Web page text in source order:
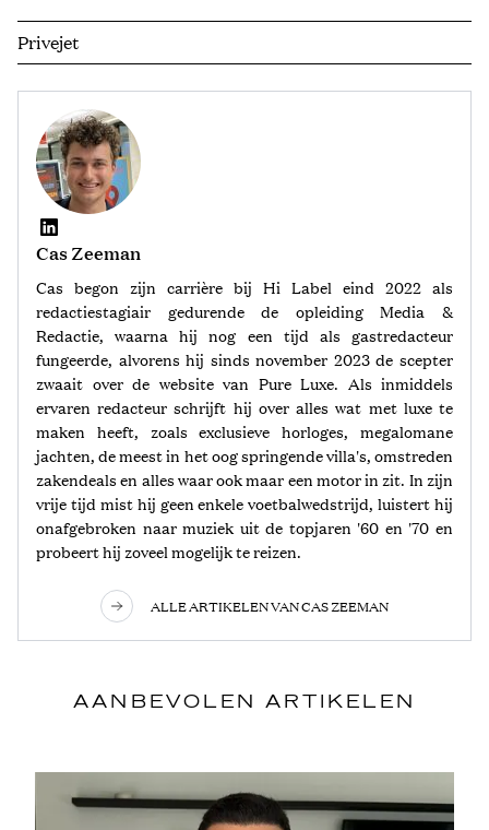
Privejet
Cas Zeeman
Cas begon zijn carrière bij Hi Label eind 2022 als
redactiestagiair gedurende de opleiding Media &
Redactie, waarna hij nog een tijd als gastredacteur
fungeerde, alvorens hij sinds november 2023 de scepter
zwaait over de website van Pure Luxe. Als inmiddels
ervaren redacteur schrijft hij over alles wat met luxe te
maken heeft, zoals exclusieve horloges, megalomane
jachten, de meest in het oog springende villa's, omstreden
zakendeals en alles waar ook maar een motor in zit. In zijn
vrije tijd mist hij geen enkele voetbalwedstrijd, luistert hij
onafgebroken naar muziek uit de topjaren '60 en '70 en
probeert hij zoveel mogelijk te reizen.
ALLE ARTIKELEN VAN CAS ZEEMAN
AANBEVOLEN ARTIKELEN